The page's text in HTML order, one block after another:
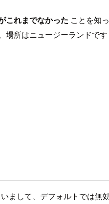
これまでなかった ことを知
所はニュージーランドです
して、デフォルトでは無